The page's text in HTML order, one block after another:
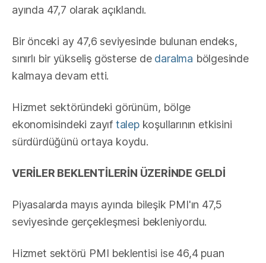
ayında 47,7 olarak açıklandı.
Bir önceki ay 47,6 seviyesinde bulunan endeks,
sınırlı bir yükseliş gösterse de daralma bölgesinde
kalmaya devam etti.
Hizmet sektöründeki görünüm, bölge
ekonomisindeki zayıf talepkoşullarının etkisini
sürdürdüğünü ortaya koydu.
VERİLER BEKLENTİLERİN ÜZERİNDE GELDİ
Piyasalarda mayıs ayında bileşik PMI'ın 47,5
seviyesinde gerçekleşmesi bekleniyordu.
Hizmet sektörü PMI beklentisi ise 46,4 puan